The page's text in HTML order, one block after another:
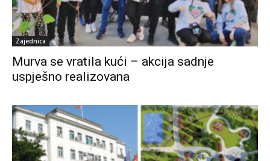
Zajednica
Murva se vratila kući – akcija sadnje
uspješno realizovana